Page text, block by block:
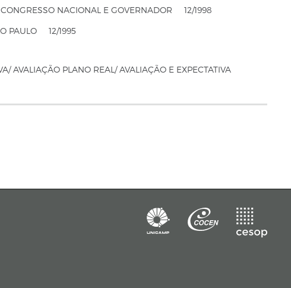
NACIONAL E GOVERNADOR 12/1998
PAULO 12/1995
AVALIAÇÃO PLANO REAL/ AVALIAÇÃO E EXPECTATIVA